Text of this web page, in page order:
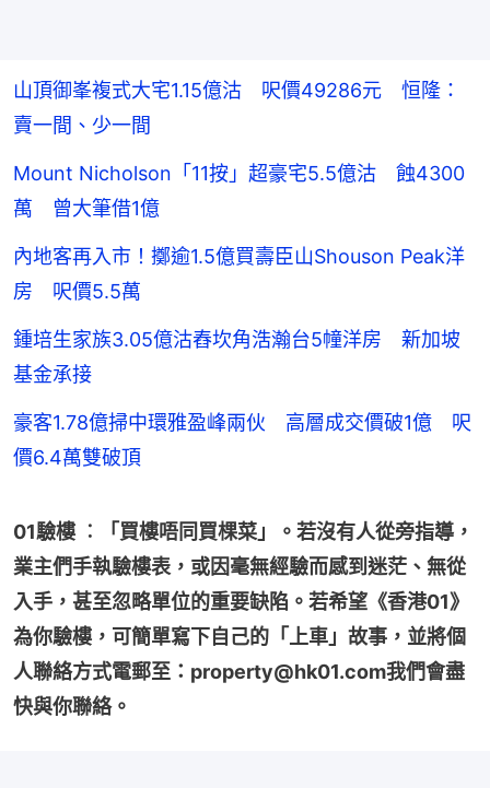
山頂御峯複式大宅1.15億沽 呎價49286元 恒隆：
賣一間、少一間
Mount Nicholson「11按」超豪宅5.5億沽 蝕4300
萬 曾大筆借1億
內地客再入市！擲逾1.5億買壽臣山Shouson Peak洋
房 呎價5.5萬
鍾培生家族3.05億沽舂坎角浩瀚台5幢洋房 新加坡
基金承接
豪客1.78億掃中環雅盈峰兩伙 高層成交價破1億 呎
價6.4萬雙破頂
01驗樓 ︰「買樓唔同買棵菜」。若沒有人從旁指導，
業主們手執驗樓表，或因毫無經驗而感到迷茫、無從
入手，甚至忽略單位的重要缺陷。若希望《香港01》
為你驗樓，可簡單寫下自己的「上車」故事，並將個
人聯絡方式電郵至：property@hk01.com我們會盡
快與你聯絡。